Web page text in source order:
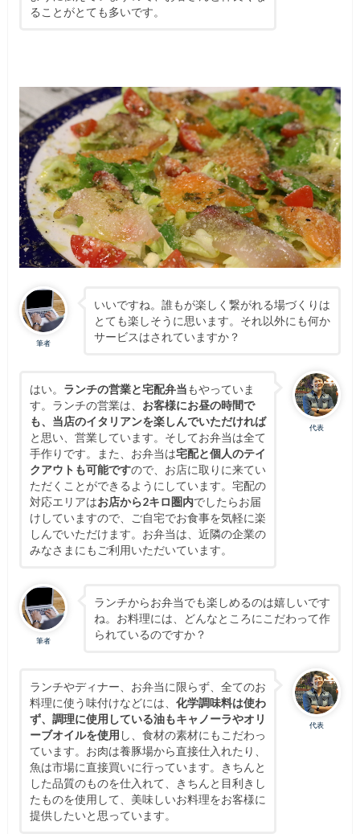
ることがとても多いです。
筆者
いいですね。誰もが楽しく繋がれる場づくりは
とても楽しそうに思います。それ以外にも何か
サービスはされていますか？
代表
はい。 ランチの営業と宅配弁当もやっていま
す。ランチの営業は、 お客様にお昼の時間で
も、当店のイタリアンを楽しんでいただければ
と思い、営業しています。そしてお弁当は全て
手作りです。また、お弁当は宅配と個人のテイ
クアウトも可能ですので、お店に取りに来てい
ただくことができるようにしています。宅配の
対応エリアはお店から2キロ圏内でしたらお届
けしていますので、ご自宅でお食事を気軽に楽
しんでいただけます。お弁当は、近隣の企業の
みなさまにもご利用いただいています。
筆者
ランチからお弁当でも楽しめるのは嬉しいです
ね。お料理には、どんなところにこだわって作
られているのですか？
代表
ランチやディナー、お弁当に限らず、全てのお
料理に使う味付けなどには、 化学調味料は使わ
ず、調理に使用している油もキャノーラやオリ
ーブオイルを使用 し、食材の素材にもこだわっ
ています。お肉は養豚場から直接仕入れたり、
魚は市場に直接買いに行っています。きちんと
した品質のものを仕入れて、きちんと目利きし
たものを使用して、美味しいお料理をお客様に
提供したいと思っています。